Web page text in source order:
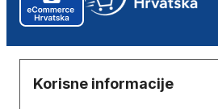
Korisne informacije